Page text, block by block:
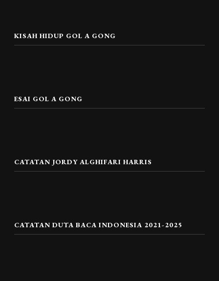
KISAH HIDUP GOL A GONG
ESAI GOL A GONG
CATATAN JORDY ALGHIFARI HARRIS
CATATAN DUTA BACA INDONESIA 2021-2025